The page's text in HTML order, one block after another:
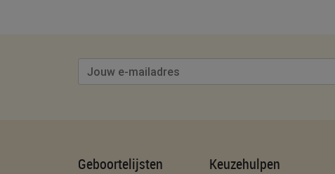
Geboortelijsten Keuzehulpen